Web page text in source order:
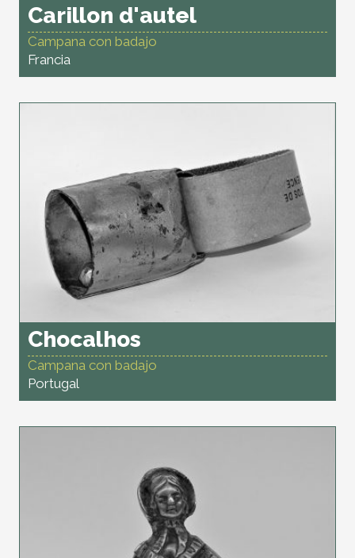
Carillon d'autel
Campana con badajo
Francia
Chocalhos
Campana con badajo
Portugal